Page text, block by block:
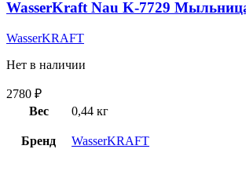
WasserKraft Nau K-7729
WasserKRAFT
Нет в наличии
2780 ₽
Вес
0,44 кг
Бренд WasserKRAFT